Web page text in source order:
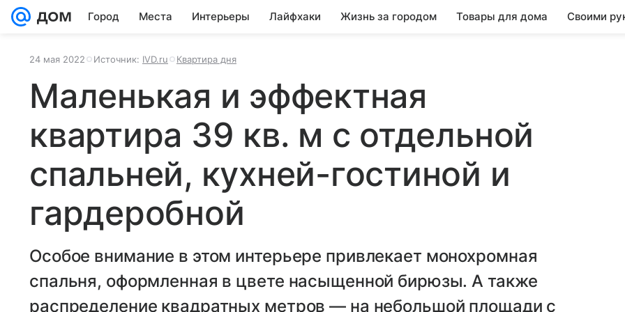
Город Места Интерьеры Лайфхаки Жизнь за городом Товары для дома Своими
24 мая 2022 Источник: IVD.ru Квартира дня
Маленькая и эффектная
квартира 39 кв. м с отдельной
спальней, кухней-гостиной и
гардеробной
Особое внимание в этом интерьере привлекает монохромная
спальня, оформленная в цвете насыщенной бирюзы. А также
распределение квадратных метров — на небольшой площади с